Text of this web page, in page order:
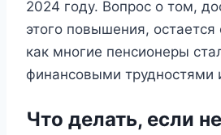
2024 году. Вопрос о том,
этого повышения,
как многие пенсионеры
финансовыми трудностями
Что делать, если